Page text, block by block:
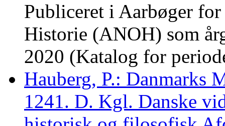
Publiceret i Aarbøger
Historie (ANOH) som
2020 (Katalog for
Hauberg, P.: Danmarks
1241. D. Kgl. Danske